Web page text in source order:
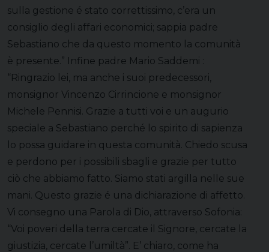
sulla gestione é stato correttissimo, c’era un
consiglio degli affari economici; sappia padre
Sebastiano che da questo momento la comunità
è presente.” Infine padre Mario Saddemi :
“Ringrazio lei, ma anche i suoi predecessori,
monsignor Vincenzo Cirrincione e monsignor
Michele Pennisi. Grazie a tutti voi e un augurio
speciale a Sebastiano perché lo spirito di sapienza
lo possa guidare in questa comunità. Chiedo scusa
e perdono per i possibili sbagli e grazie per tutto
ciò che abbiamo fatto. Siamo stati argilla nelle sue
mani. Questo grazie é una dichiarazione di affetto.
Vi consegno una Parola di Dio, attraverso Sofonia:
“Voi poveri della terra cercate il Signore, cercate la
giustizia, cercate l’umiltà”. E’ chiaro, come ha